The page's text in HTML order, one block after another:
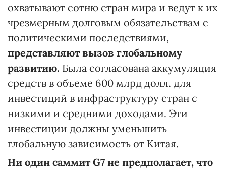
охватывают сотню стран мира и ведут к их
чрезмерным долговым обязательствам с
политическими последствиями,
представляют вызов глобальному
развитию. Была согласована аккумуляция
средств в объеме 600 млрд долл. для
инвестиций в инфраструктуру стран с
низкими и средними доходами. Эти
инвестиции должны уменьшить
глобальную зависимость от Китая.
Ни один саммитG7 не предполагает, что